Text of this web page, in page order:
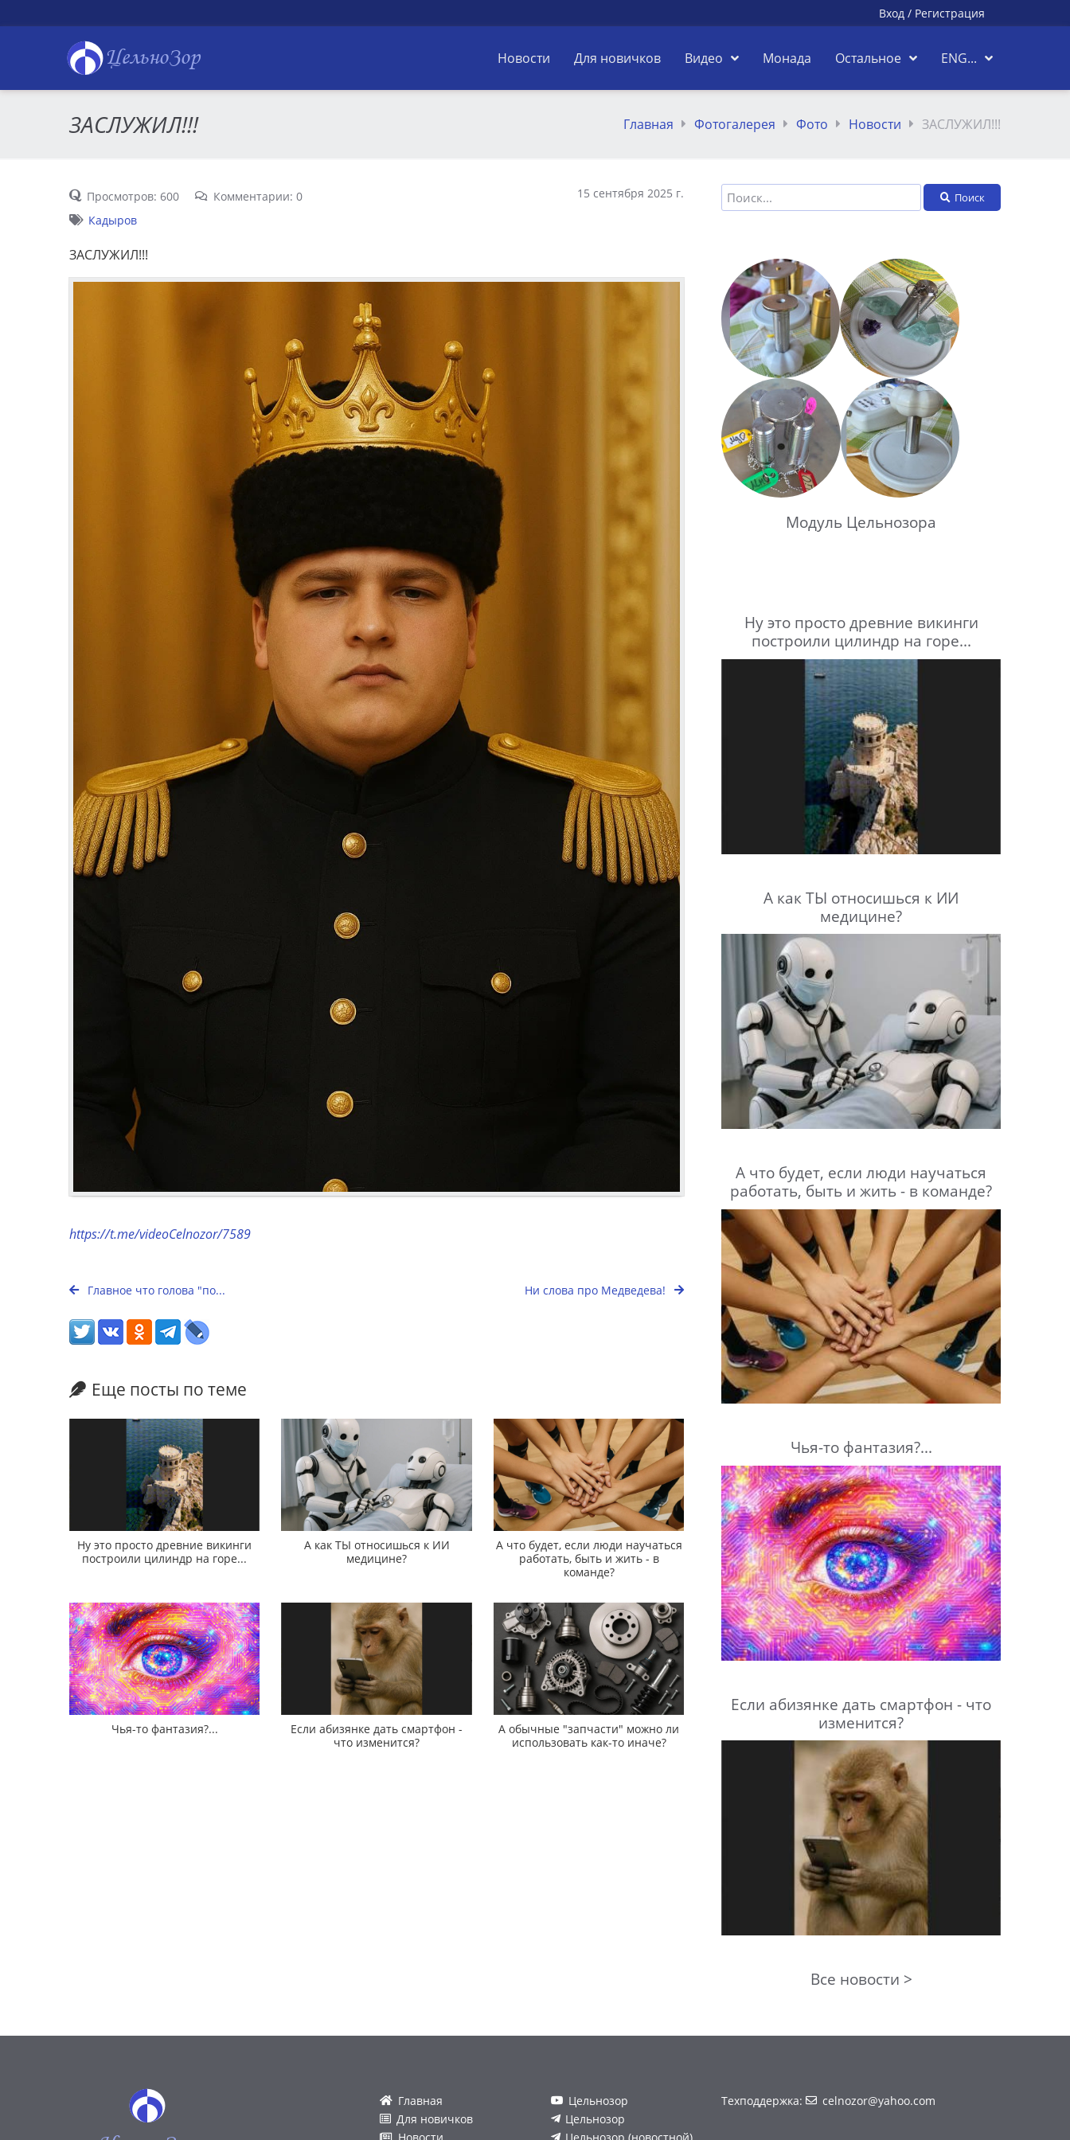
Вход / Регистрация
ЦельноЗор Новости Для новичков Видео Монада Остальное ENG...
ЗАСЛУЖИЛ!!! Главная Фотогалерея Фото Новости ЗАСЛУЖИЛ!!!
Просмотров: 600 Комментарии: 0
15 сентября 2025 г.
Кадыров
ЗАСЛУЖИЛ!!!
https://t.me/videoCelnozor/7589
Главное что голова "по... Ни слова про Медведева!
Еще посты по теме
Ну это просто древние викинги
построили цилиндр на горе...
А как ТЫ относишься к ИИ
медицине?
А что будет, если люди научаться
работать, быть и жить - в
команде?
Чья-то фантазия?...
Если абизянке дать смартфон -
что изменится?
А обычные "запчасти" можно ли
использовать как-то иначе?
Поиск
Модуль Цельнозора
Ну это просто древние викинги
построили цилиндр на горе...
А как ТЫ относишься к ИИ
медицине?
А что будет, если люди научаться
работать, быть и жить - в команде?
Чья-то фантазия?...
Если абизянке дать смартфон - что
изменится?
Все новости >
Главная
Для новичков
Цельнозор
Цельнозор
Техподдержка: celnozor@yahoo.com